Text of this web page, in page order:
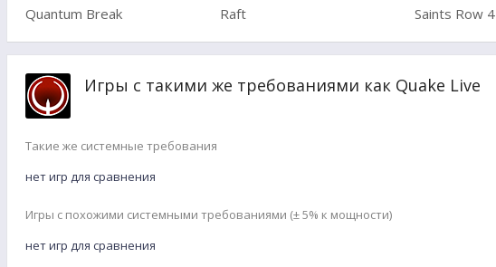
Quantum Break Raft Saints Row 4
Игры с такими же требованиями как Quake Live
Такие же системные требования
нет игр для сравнения
Игры с похожими системными требованиями (± 5% к мощности)
нет игр для сравнения